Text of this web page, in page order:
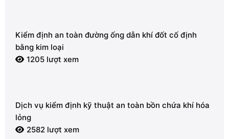
Kiểm định an toàn đường ống dẫn khí đốt cố định
bằng kim loại
1205 lượt xem
Dịch vụ kiểm định kỹ thuật an toàn bồn chứa khí hóa
lỏng
2582 lượt xem